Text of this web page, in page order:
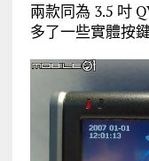
兩款同為 3.5 吋
多了一些實體按